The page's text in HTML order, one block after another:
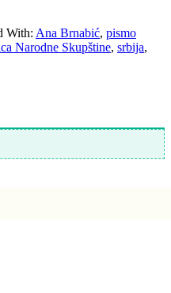
With: Ana Brnabić, pismo
Narodne Skupštine, srbija,